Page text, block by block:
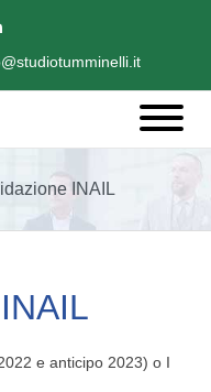
INAIL
e anticipo 2023) o I